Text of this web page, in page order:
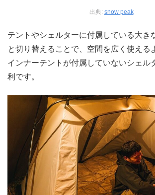
出典: snow peak
テントやシェルターに付属している大き
と切り替えることで、空間を広く使える
インナーテントが付属していないシェル
利です。